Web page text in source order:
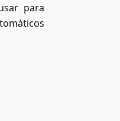
para